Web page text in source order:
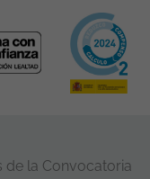
de la Convocatoria